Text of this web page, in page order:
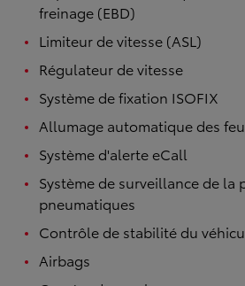
freinage (EBD)
Limiteur de vitesse (ASL)
Régulateur de vitesse
Système de fixation ISOFIX
Allumage automatique des
Système d'alerte eCall
Système de surveillance de la
pneumatiques
Contrôle de stabilité du
Airbags